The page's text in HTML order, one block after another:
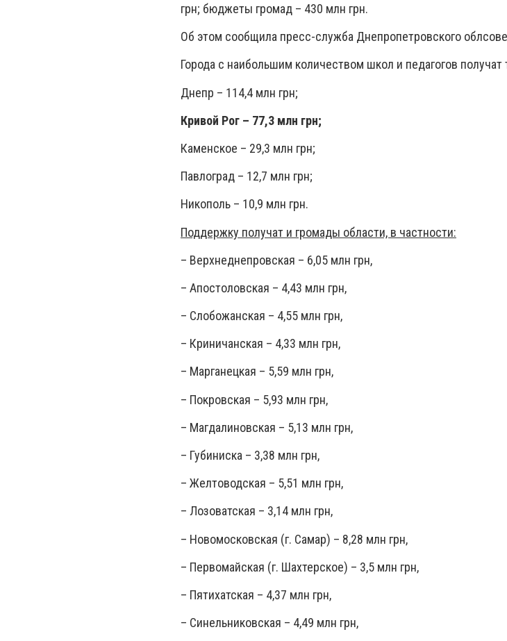
грн; бюджеты громад – 430 млн грн.
Об этом сообщила пресс-служба Днепропетровского
Города с наибольшим количеством школ и педагогов
Днепр – 114,4 млн грн;
Кривой Рог – 77,3 млн грн;
Каменское – 29,3 млн грн;
Павлоград – 12,7 млн грн;
Никополь – 10,9 млн грн.
Поддержку получат и громады области, в частности:
– Верхнеднепровская – 6,05 млн грн,
– Апостоловская – 4,43 млн грн,
– Слобожанская – 4,55 млн грн,
– Криничанская – 4,33 млн грн,
– Марганецкая – 5,59 млн грн,
– Покровская – 5,93 млн грн,
– Магдалиновская – 5,13 млн грн,
– Губиниска – 3,38 млн грн,
– Желтоводская – 5,51 млн грн,
– Лозоватская – 3,14 млн грн,
– Новомосковская (г. Самар) – 8,28 млн грн,
– Первомайская (г. Шахтерское) – 3,5 млн грн,
– Пятихатская – 4,37 млн грн,
– Синельниковская – 4,49 млн грн,